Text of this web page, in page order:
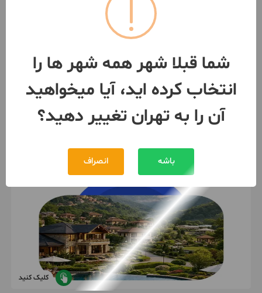
تهران
- سهروردی
اجاره
8,000,000 تومان
بیش از 12 ماه پیش 092128***64
کلیک کنید
شما قبلا شهر همه شهر ها را
انتخاب کرده اید، آیا میخواهید
آن را به تهران تغییر دهید؟
باشه انصراف